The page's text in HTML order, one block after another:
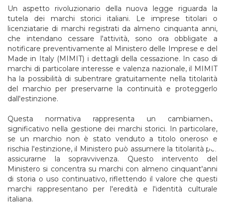
Un aspetto rivoluzionario della nuova legge riguarda la
tutela dei marchi storici italiani. Le imprese titolari o
licenziatarie di marchi registrati da almeno cinquanta anni,
che intendano cessare l'attività, sono ora obbligate a
notificare preventivamente al Ministero delle Imprese e del
Made in Italy (MIMIT) i dettagli della cessazione. In caso di
marchi di particolare interesse e valenza nazionale, il MIMIT
ha la possibilità di subentrare gratuitamente nella titolarità
del marchio per preservarne la continuità e proteggerlo
dall'estinzione.
Questa normativa rappresenta un cambiamento
significativo nella gestione dei marchi storici. In particolare,
se un marchio non è stato venduto a titolo oneroso e
rischia l'estinzione, il Ministero può assumere la titolarità per
assicurarne la sopravvivenza. Questo intervento del
Ministero si concentra su marchi con almeno cinquant'anni
di storia o uso continuativo, riflettendo il valore che questi
marchi rappresentano per l'eredità e l'identità culturale
italiana.